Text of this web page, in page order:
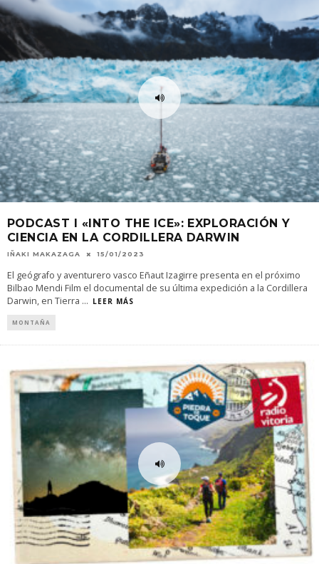
PODCAST I «INTO THE ICE»: EXPLORACIÓN Y
CIENCIA EN LA CORDILLERA DARWIN
IÑAKI MAKAZAGA 15/01/2023
El geógrafo y aventurero vasco Eñaut Izagirre presenta en el próximo
Bilbao Mendi Film el documental de su última expedición a la Cordillera
Darwin, en Tierra ... LEER MÁS
MONTAÑA